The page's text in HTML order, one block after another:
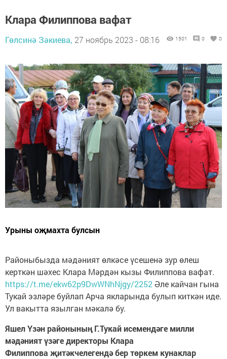
Клара Филиппова вафат
Гөлсинә Зәкиева, 27 ноябрь 2023 - 08:16 1501 0 0
Урыны оҗмахта булсын
Районыбызда мәдәният өлкәсе үсешенә зур өлеш
керткән шәхес Клара Мәрдән кызы Филиппова вафат.
https://t.me/ekw62p9DwWNhNjgy/2252Әле кайчан гына
Тукай эзләре буйлап Арча якларында булып киткән иде.
Ул вакытта язылган мәкалә бу.
Яшел Үзән районының Г.Тукай исемендәге милли
мәдәният үзәге директоры Клара
Филиппова җитәкчелегендә бер төркем кунаклар